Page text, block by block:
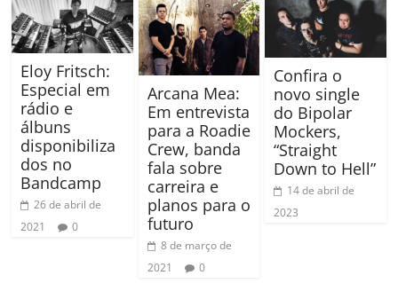
Eloy Fritsch:
Especial em
rádio e
álbuns
disponibiliza
dos no
Bandcamp
26 de abril de
2021
0
Arcana Mea:
Em entrevista
para a Roadie
Crew, banda
fala sobre
carreira e
planos para o
futuro
8 de março de
2021
0
Confira o
novo single
do Bipolar
Mockers,
“Straight
Down to Hell”
14 de abril de
2023